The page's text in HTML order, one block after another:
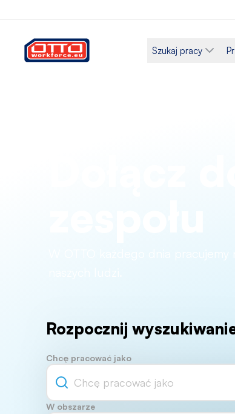
Szukaj pracy
W OTTO każdego dnia pracujemy
Rozpocznij
Chcę pracować jako
W obszarze